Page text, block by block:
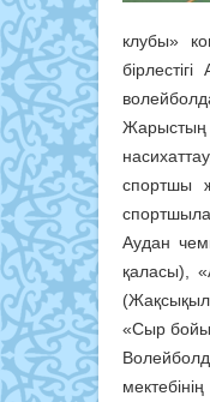
клубы»
Жарыстың
спортшы
Аудан
қаласы),
«Сыр